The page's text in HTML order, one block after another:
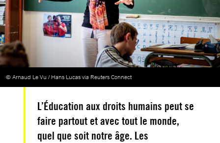
© Arnaud Le Vu / Hans Lucas via Reuters Connect
L’Éducation aux droits humains peut se
faire partout et avec tout le monde,
quel que soit notre âge. Les